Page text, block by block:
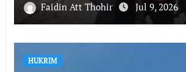
Faidin Att Thohir Jul 9, 2026
HUKRIM